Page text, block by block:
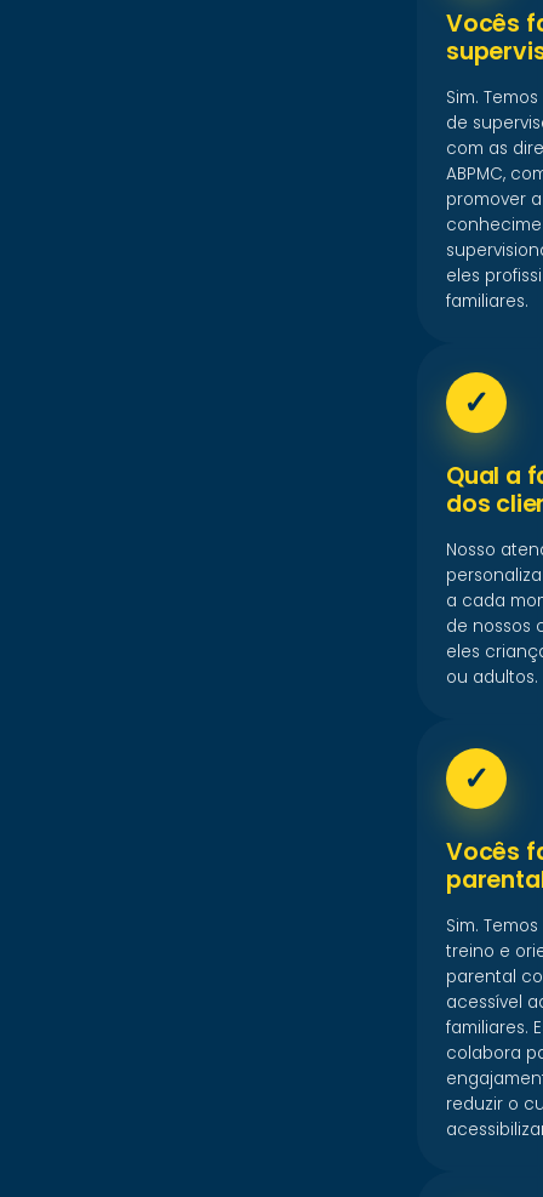
Vocês
Sim.
de
com as
ABPMC,
promover
eles
familiares.
✓
Qual a
dos
Nosso
a cada
de nossos
eles
ou adultos.
✓
Vocês
Sim.
treino e
parental
acessível
familiares.
colabora
reduzir o